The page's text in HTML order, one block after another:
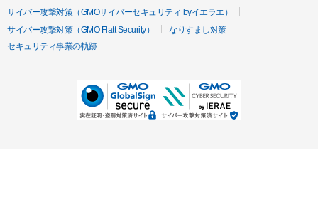
サイバー攻撃対策（GMOサイバーセキュリティ byイエラエ）
サイバー攻撃対策（GMO Flatt Security）
なりすまし対策
セキュリティ事業の軌跡